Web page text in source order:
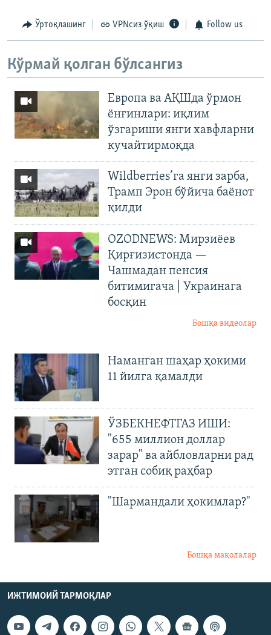
Ўртоқлашинг VPNсиз ўқиш Follow us
Кўрмай қолган бўлсангиз
Европа ва АҚШда ўрмон
ёнғинлари: иқлим
ўзгариши янги хавфларни
кучайтирмоқда
Wildberries’га янги зарба,
Трамп Эрон бўйича баёнот
қилди
OZODNEWS: Мирзиёев
Қирғизистонда —
Чашмадан пенсия
битимигача | Украинага
босқин
Бошқа видеолар
Наманган шаҳар ҳокими
11 йилга қамалди
ЎЗБЕКНЕФТГАЗ ИШИ:
"655 миллион доллар
зарар" ва айбловларни рад
этган собиқ раҳбар
"Шармандали ҳокимлар?"
Бошқа мақолалар
ИЖТИМОИЙ ТАРМОҚЛАР